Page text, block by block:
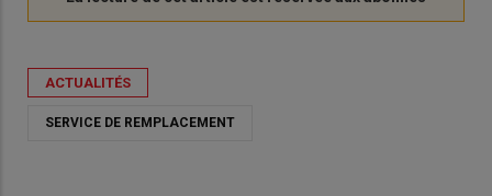
ACTUALITÉS
SERVICE DE REMPLACEMENT